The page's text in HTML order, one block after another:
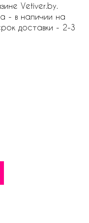
Vetiver.by.
- в наличии на
доставки - 2-3